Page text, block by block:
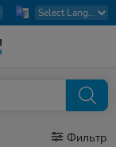
Фильтр